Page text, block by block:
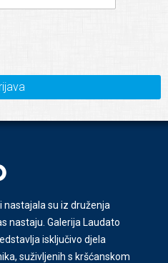
nastajala su iz druženja
nastaju. Galerija Laudato
isključivo djela
suživljenih s kršćanskom